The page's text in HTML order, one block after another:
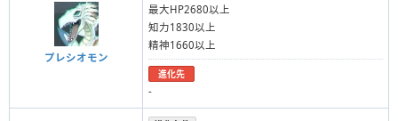
プレシオモン
最大HP2680以上
知力1830以上
精神1660以上
進化先
-